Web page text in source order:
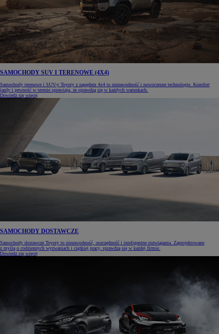
SAMOCHODY SUV I TERENOWE (4X4)
Samochody terenowe i SUV-y Toyoty z napędem 4x4 to niezawodność i nowoczesne technologie. Komfort
jazdy i pewność w terenie sprawiają, że sprawdzą się w każdych warunkach.
Dowiedz się więcej
SAMOCHODY DOSTAWCZE
Samochody dostawcze Toyoty to niezawodność, oszczędność i inteligentne rozwiązania. Zaprojektowane
z myślą o codziennych wyzwaniach i ciężkiej pracy, sprawdzą się w każdej firmie.
Dowiedz się więcej